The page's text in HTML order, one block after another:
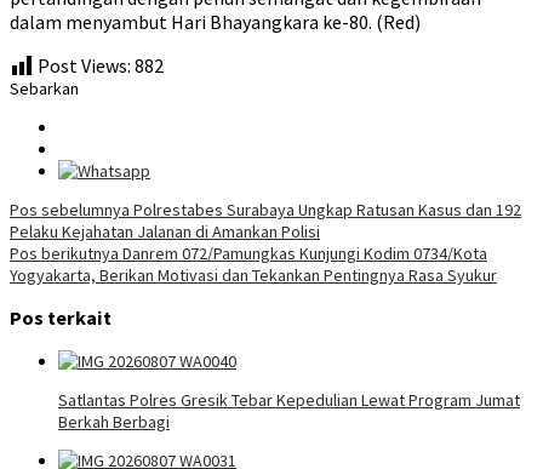
dalam menyambut Hari Bhayangkara ke-80. (Red)
Post Views: 882
Sebarkan
Navigasi
pos
Pos sebelumnya Polrestabes Surabaya Ungkap Ratusan Kasus dan 192
Pelaku Kejahatan Jalanan di Amankan Polisi
Pos berikutnya Danrem 072/Pamungkas Kunjungi Kodim 0734/Kota
Yogyakarta, Berikan Motivasi dan Tekankan Pentingnya Rasa Syukur
Pos terkait
Satlantas Polres Gresik Tebar Kepedulian Lewat Program Jumat
Berkah Berbagi